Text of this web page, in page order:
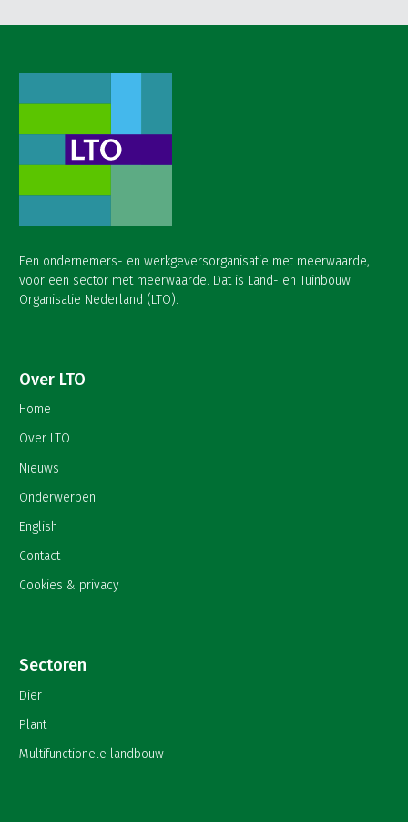
Een ondernemers- en werkgeversorganisatie met meerwaarde,
voor een sector met meerwaarde. Dat is Land- en Tuinbouw
Organisatie Nederland (LTO).
Over LTO
Home
Over LTO
Nieuws
Onderwerpen
English
Contact
Cookies & privacy
Sectoren
Dier
Plant
Multifunctionele landbouw